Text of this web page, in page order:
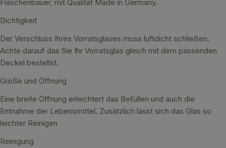
Flaschenbauer, mit Qualität Made in Germany.
Dichtigkeit
Der Verschluss Ihres Vorratsglases muss luftdicht schließen.
Achte darauf das Sie Ihr Vorratsglas gleich mit dem passenden
Deckel bestellst.
Größe und Öffnung
Eine breite Öffnung erleichtert das Befüllen und auch die
Entnahme der Lebensmittel. Zusätzlich lässt sich das Glas so
leichter Reinigen
Reinigung